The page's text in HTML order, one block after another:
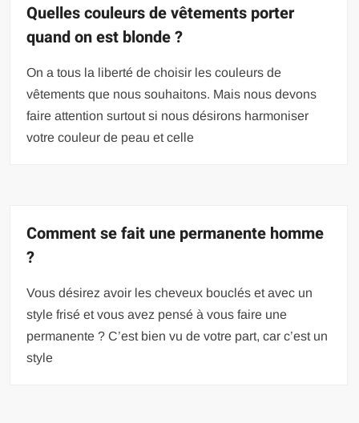
Quelles couleurs de vêtements porter
quand on est blonde ?
On a tous la liberté de choisir les couleurs de
vêtements que nous souhaitons. Mais nous devons
faire attention surtout si nous désirons harmoniser
votre couleur de peau et celle
Comment se fait une permanente homme
?
Vous désirez avoir les cheveux bouclés et avec un
style frisé et vous avez pensé à vous faire une
permanente ? C’est bien vu de votre part, car c’est un
style